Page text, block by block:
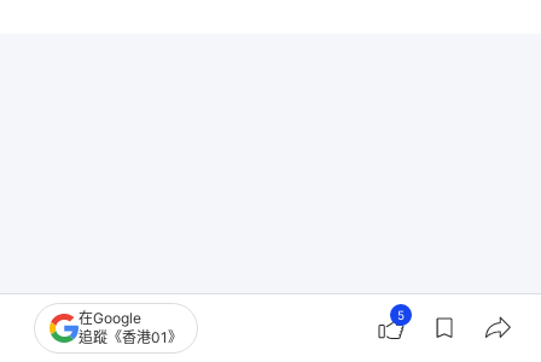
在Google
追蹤《香港01》
5